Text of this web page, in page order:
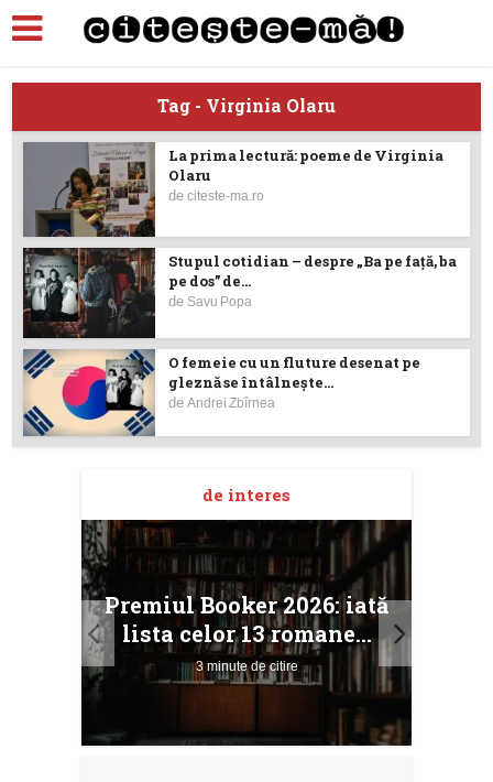
Tag - Virginia Olaru
La prima lectură: poeme de Virginia
Olaru
deciteste-ma.ro
Stupul cotidian – despre „Ba pe față, ba
pe dos” de...
de Savu Popa
O femeie cu un fluture desenat pe
gleznă se întâlnește...
deAndrei Zbîrnea
de interes
Premiul Booker 2026: iată
lista celor 13 romane...
3 minute de citire